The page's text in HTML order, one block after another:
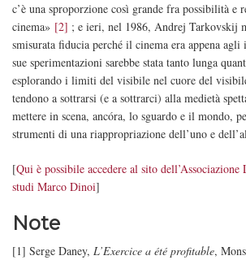
c’è una sproporzione così grande fra possibilità e
cinema» [2] ; e ieri, nel 1986, Andrej Tarkovskij
smisurata fiducia perché il cinema era appena
sue sperimentazioni sarebbe stata tanto lunga
esplorando i limiti del visibile nel cuore del
tendono a sottrarsi (e a sottrarci) alla medietà
mettere in scena, ancóra, lo sguardo e il mondo,
strumenti di una riappropriazione dell’uno e
[Qui è possibile accedere al sito
studi Marco Dinoi]
Note
[1] Serge Daney, L’Exercice a été profitable,